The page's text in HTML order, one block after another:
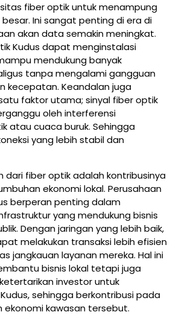
fiber optik untuk menampung
Ini sangat penting di era di
akan data semakin meningkat.
Kudus dapat menginstalasi
mendukung banyak
tanpa mengalami gangguan
kecepatan. Keandalan juga
faktor utama; sinyal fiber optik
oleh interferensi
atau cuaca buruk. Sehingga
yang lebih stabil dan
dari fiber optik adalah kontribusinya
ekonomi lokal. Perusahaan
berperan penting dalam
yang mendukung bisnis
Dengan jaringan yang lebih baik,
melakukan transaksi lebih efisien
jangkauan layanan mereka. Hal ini
bisnis lokal tetapi juga
investor untuk
sehingga berkontribusi pada
ekonomi kawasan tersebut.